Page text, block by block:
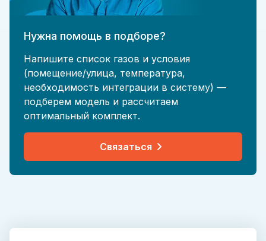
Нужна помощь в подборе?
Напишите список газов и условия
(помещение/улица, температура,
необходимость интеграции в систему) —
подберем модель и рассчитаем
оптимальный комплект.
Связаться